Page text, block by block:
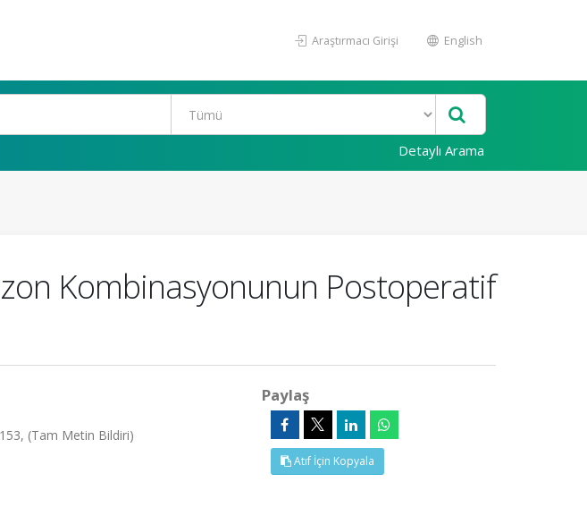
Araştırmacı Girişi English
Detaylı Arama
Kombinasyonunun Postoperatif
(Tam Metin Bildiri)
Paylaş
Atıf İçin Kopyala